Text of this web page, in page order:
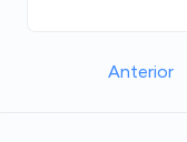
Anterior